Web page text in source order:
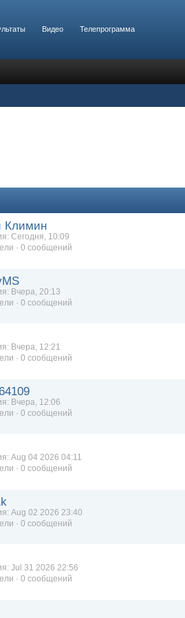
Видео
Телепрограмма
Климин
Сегодня, 10:09
· 0 сообщений
Вчера, 20:13
· 0 сообщений
Вчера, 12:21
· 0 сообщений
Вчера, 12:06
· 0 сообщений
Aug 04 2026 04:11
· 0 сообщений
Aug 02 2026 23:40
· 0 сообщений
Jul 31 2026 22:56
· 0 сообщений